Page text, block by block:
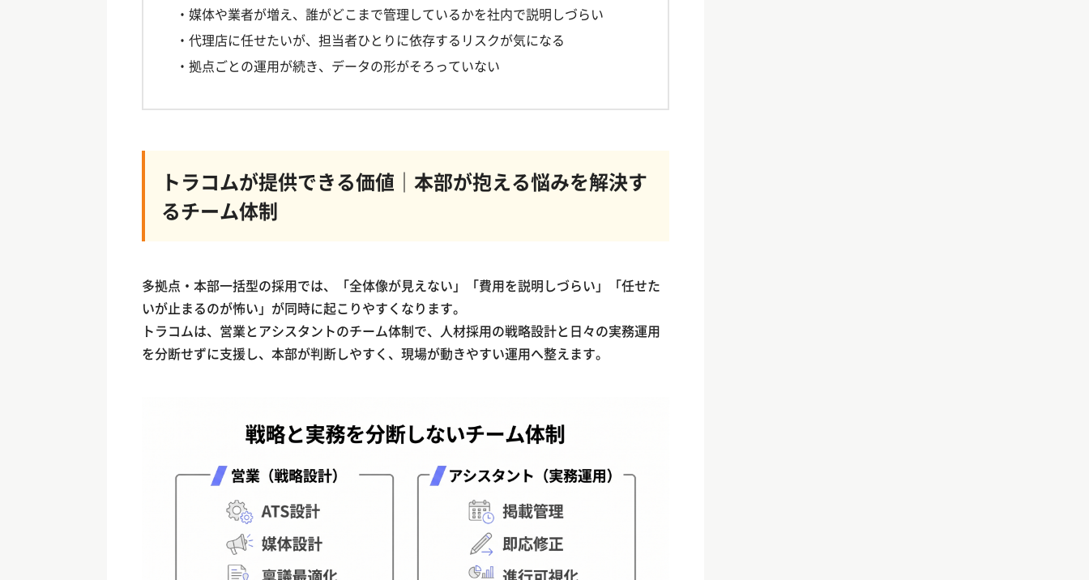
・媒体や業者が増え、誰がどこまで管理しているかを社内で説明しづらい
・代理店に任せたいが、担当者ひとりに依存するリスクが気になる
・拠点ごとの運用が続き、データの形がそろっていない
トラコムが提供できる価値｜本部が抱える悩みを解決す
るチーム体制
多拠点・本部一括型の採用では、「全体像が見えない」「費用を説明しづらい」「任せた
いが止まるのが怖い」が同時に起こりやすくなります。
トラコムは、営業とアシスタントのチーム体制で、人材採用の戦略設計と日々の実務運用
を分断せずに支援し、本部が判断しやすく、現場が動きやすい運用へ整えます。